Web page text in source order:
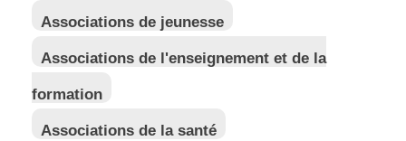
Associations de jeunesse
Associations de l'enseignement et de la
formation
Associations de la santé